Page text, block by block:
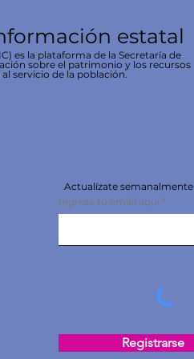
estatal
es la plataforma de la Secretaría de
sobre el patrimonio y los recursos
servicio de la población.
Actualízate semanalmente
Ingresa tu email aquí
Registrarse